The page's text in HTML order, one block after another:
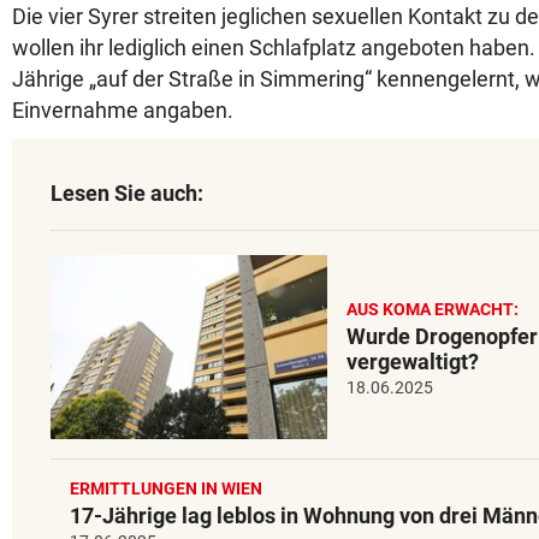
Die vier Syrer streiten jeglichen sexuellen Kontakt zu
wollen ihr lediglich einen Schlafplatz angeboten
Jährige „auf der Straße in Simmering“ kennengelernt,
Einvernahme angaben.
Lesen Sie auch:
AUS KOMA ERWACHT:
Wurde
vergewaltigt?
18.06.2025
ERMITTLUNGEN IN WIEN
17-Jährige lag leblos in Wohnung von drei